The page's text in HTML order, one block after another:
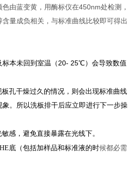
由蓝变黄，用酶标仪在450nm处检测，
量成负相关，与标准曲线比较即可得出
本未回到室温（ 20- 25℃）会导致数值
孔干燥过久的情况，则会出现标准曲线
。所以洗板排干后应立即进行下一步操
感，避免直接暴露在光线下。
底（包括加样品和标准液的时候都必需